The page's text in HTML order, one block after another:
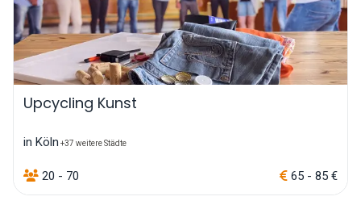
Upcycling Kunst
in Köln +37 weitere Städte
20 - 70 65 - 85 €